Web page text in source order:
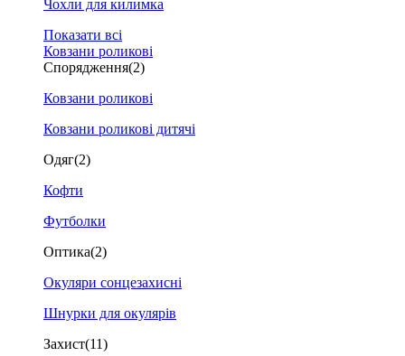
Чохли для килимка
Показати всі
Ковзани роликові
Спорядження(2)
Ковзани роликові
Ковзани роликові дитячі
Одяг(2)
Кофти
Футболки
Оптика(2)
Окуляри сонцезахисні
Шнурки для окулярів
Захист(11)